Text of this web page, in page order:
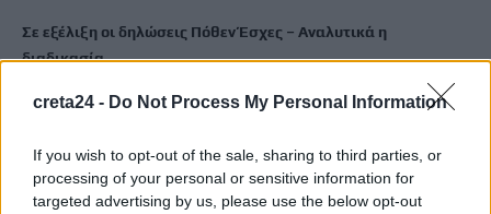
creta24 - Do Not Process My Personal Information
If you wish to opt-out of the sale, sharing to third parties, or
processing of your personal or sensitive information for
targeted advertising by us, please use the below opt-out
Σε εξέλιξη οι δηλώσεις Πόθεν Έσχες – Αναλυτικά η
διαδικασία
7 Αυγούστου, 2026